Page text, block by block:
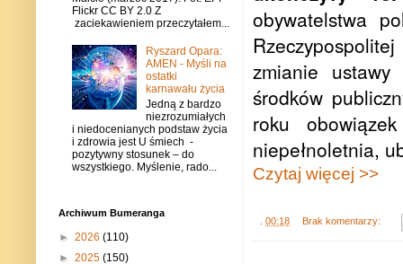
obywatelstwa
zmianie
środków
roku
niepełnoletnia,
Czytaj więcej >>
00:18 Brak komentarzy:
Flickr CC BY 2.0 Z
zaciekawieniem przeczytałem...
Ryszard Opara:
AMEN - Myśli na
ostatki
karnawału życia
Jedną z bardzo
niezrozumiałych
i niedocenianych podstaw życia
i zdrowia jest U śmiech -
pozytywny stosunek – do
wszystkiego. Myślenie, rado...
Archiwum Bumeranga
► 2026 (110)
► 2025 (150)